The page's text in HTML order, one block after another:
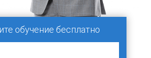
обучение бесплатно